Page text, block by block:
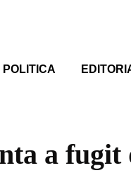
POLITICA
a fugit